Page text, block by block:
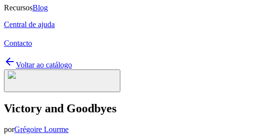
RecursosBlog
Central de ajuda
Contacto
Voltar ao catálogo
Victory and Goodbyes
porGrégoire Lourme